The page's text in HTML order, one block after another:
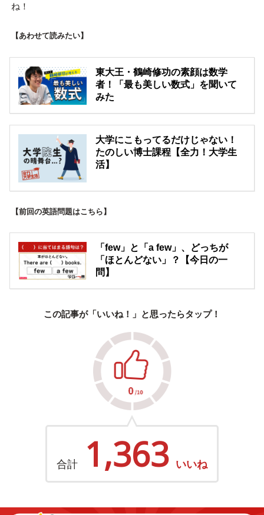
ね！
【あわせて読みたい】
東大王・鶴崎修功の素顔は数学
者！「最も美しい数式」を聞いて
みた
大学にこもってるだけじゃない！
たのしい博士課程【全力！大学生
活】
【前回の英語問題はこちら】
「few」と「a few」、どっちが
「ほとんどない」？【今日の一
問】
この記事が「いいね！」と思ったらタップ！
合計 1,363 いいね